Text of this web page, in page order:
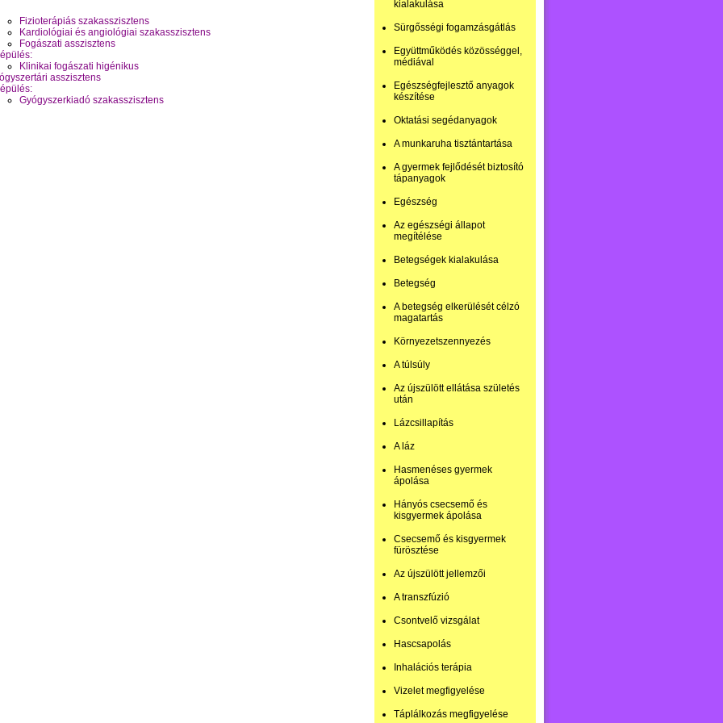
kialakulása
Sürgősségi fogamzásgátlás
Együttműködés közösséggel,
médiával
Egészségfejlesztő anyagok
készítése
Oktatási segédanyagok
A munkaruha tisztántartása
A gyermek fejlődését biztosító
tápanyagok
Egészség
Az egészségi állapot
megítélése
Betegségek kialakulása
Betegség
A betegség elkerülését célzó
magatartás
Környezetszennyezés
A túlsúly
Az újszülött ellátása születés
után
Lázcsillapítás
A láz
Hasmenéses gyermek
ápolása
Hányós csecsemő és
kisgyermek ápolása
Csecsemő és kisgyermek
fürösztése
Az újszülött jellemzői
A transzfúzió
Csontvelő vizsgálat
Hascsapolás
Inhalációs terápia
Vizelet megfigyelése
Táplálkozás megfigyelése
Fizioterápiás szakasszisztens
Kardiológiai és angiológiai szakasszisztens
Fogászati asszisztens
Klinikai fogászati higénikus
asszisztens
Gyógyszerkiadó szakasszisztens